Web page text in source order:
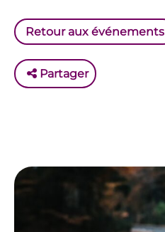
Retour aux événements
Partager